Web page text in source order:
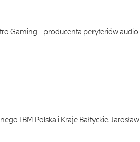
Gaming - producenta peryferiów audio
IBM Polska i Kraje Bałtyckie. Jarosław